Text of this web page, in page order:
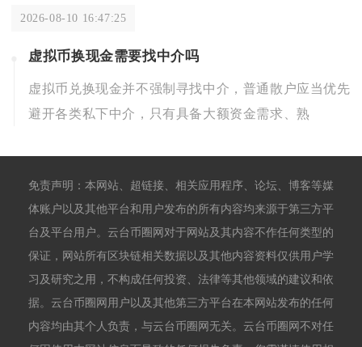
2026-08-10 16:47:25
虚拟币换现金需要找中介吗
虚拟币兑换现金并不强制寻找中介，普通散户应当优先
避开各类私下中介，只有具备大额资金需求、熟
免责声明：本网站、超链接、相关应用程序、论坛、博客等媒
体账户以及其他平台和用户发布的所有内容均来源于第三方平
台及平台用户。云台币圈网对于网站及其内容不作任何类型的
保证，网站所有区块链相关数据以及其他内容资料仅供用户学
习及研究之用，不构成任何投资、法律等其他领域的建议和依
据。云台币圈网用户以及其他第三方平台在本网站发布的任何
内容均由其个人负责，与云台币圈网无关。云台币圈网不对任